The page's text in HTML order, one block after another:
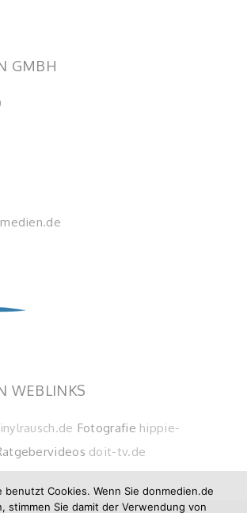
GMBH
WEBLINKS
Fotografie hippie-
doit-tv.de
benutzt Cookies. Wenn Sie donmedien.de
stimmen Sie damit der Verwendung von